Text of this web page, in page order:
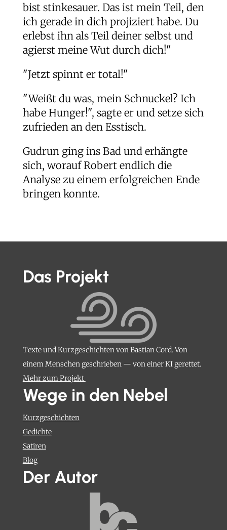
bist stinkesauer. Das ist mein Teil, den
ich gerade in dich projiziert habe. Du
erlebst ihn als Teil deiner selbst und
agierst meine Wut durch dich!"
"Jetzt spinnt er total!"
"Weißt du was, mein Schnuckel? Ich
habe Hunger!", sagte er und setze sich
zufrieden an den Esstisch.
Gudrun ging ins Bad und erhängte
sich, worauf Robert endlich die
Analyse zu einem erfolgreichen Ende
bringen konnte.
Das Projekt
Texte und Kurzgeschichten von Bastian Cord. Von
einem Menschen geschrieben — von einer KI gerettet.
Mehr zum Projekt
Wege in den Nebel
Kurzgeschichten
Gedichte
Satiren
Blog
Der Autor